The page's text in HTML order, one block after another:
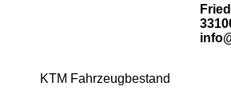
KTM Fahrzeugbestand